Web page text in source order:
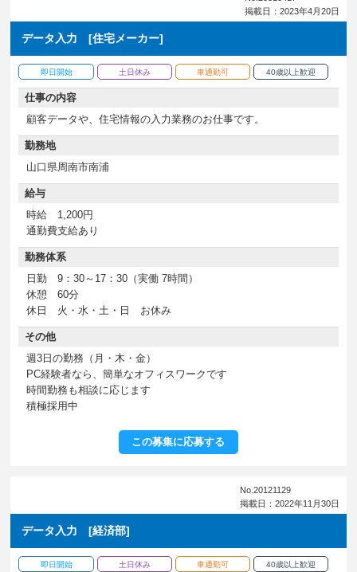
掲載日：2023年4月20日
データ入力 [住宅メーカー]
即日開始 土日休み 車通勤可 40歳以上歓迎
仕事の内容
顧客データや、住宅情報の入力業務のお仕事です。
勤務地
山口県周南市南浦
給与
時給 1,200円
通勤費支給あり
勤務体系
日勤 9：30～17：30（実働 7時間）
休憩 60分
休日 火・水・土・日 お休み
その他
週3日の勤務（月・木・金）
PC経験者なら、簡単なオフィスワークです
時間勤務も相談に応じます
積極採用中
この募集に応募する
No.20121129
掲載日：2022年11月30日
データ入力 [経済部]
即日開始 土日休み 車通勤可 40歳以上歓迎